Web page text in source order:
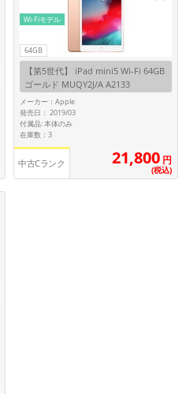
64GB
Wi-Fiモデル
【第5世代】 iPad mini5 Wi-Fi 64GB
ゴールド MUQY2J/A A2133
メーカー：Apple
発売日： 2019/03
付属品: 本体のみ
在庫数：3
中古Cランク 21,800 円
(税込)